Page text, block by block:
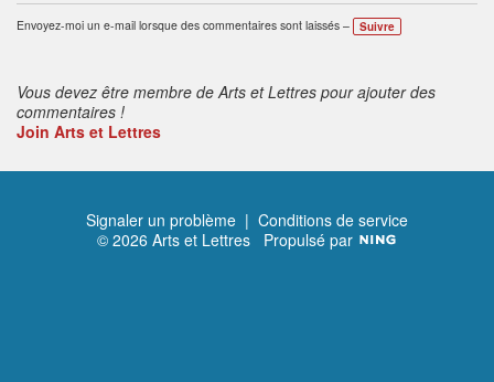
Envoyez-moi un e-mail lorsque des commentaires sont laissés – Suivre
Vous devez être membre de Arts et Lettres pour ajouter des
commentaires !
Join Arts et Lettres
Signaler un problème | Conditions de service
© 2026 Arts et Lettres Propulsé par